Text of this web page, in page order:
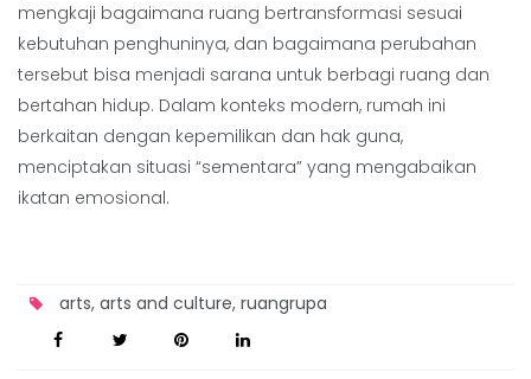
mengkaji bagaimana ruang bertransformasi sesuai
kebutuhan penghuninya, dan bagaimana perubahan
tersebut bisa menjadi sarana untuk berbagi ruang dan
bertahan hidup. Dalam konteks modern, rumah ini
berkaitan dengan kepemilikan dan hak guna,
menciptakan situasi “sementara” yang mengabaikan
ikatan emosional.
arts, arts and culture, ruangrupa